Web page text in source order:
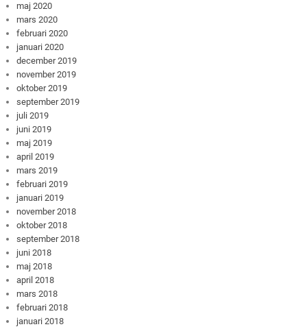
maj 2020
mars 2020
februari 2020
januari 2020
december 2019
november 2019
oktober 2019
september 2019
juli 2019
juni 2019
maj 2019
april 2019
mars 2019
februari 2019
januari 2019
november 2018
oktober 2018
september 2018
juni 2018
maj 2018
april 2018
mars 2018
februari 2018
januari 2018